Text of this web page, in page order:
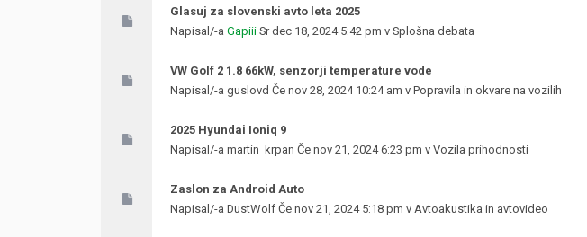
Glasuj za slovenski avto leta 2025
Napisal/-a Gapiii Sr dec 18, 2024 5:42 pm v Splošna debata
VW Golf 2 1.8 66kW, senzorji temperature vode
Napisal/-a guslovd Če nov 28, 2024 10:24 am v Popravila in okvare na vozilih
2025 Hyundai Ioniq 9
Napisal/-a martin_krpan Če nov 21, 2024 6:23 pm v Vozila prihodnosti
Zaslon za Android Auto
Napisal/-a DustWolf Če nov 21, 2024 5:18 pm v Avtoakustika in avtovideo